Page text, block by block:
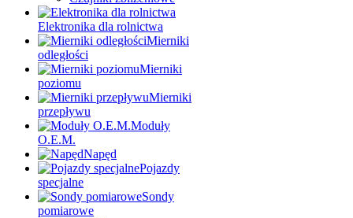
Elektronika dla rolnictwa
Mierniki
odległości
Mierniki
poziomu
Mierniki
przepływu
Moduły
O.E.M.
Napęd
Pojazdy
specjalne
Sondy
pomiarowe